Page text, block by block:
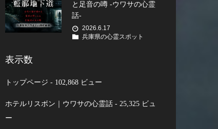
と足音の噂 -ウワサの心霊
話-
2026.6.17
兵庫県の心霊スポット
表示数
トップページ - 102,868 ビュー
ホテルリスボン｜ウワサの心霊話 - 25,325 ビュ
ー